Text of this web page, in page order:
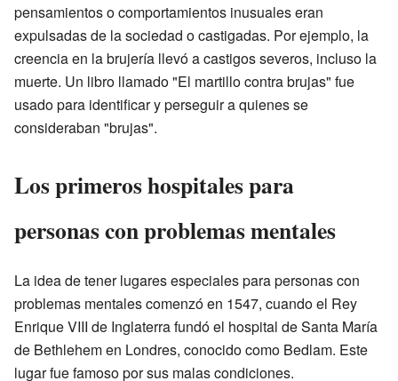
pensamientos o comportamientos inusuales eran
expulsadas de la sociedad o castigadas. Por ejemplo, la
creencia en la brujería llevó a castigos severos, incluso la
muerte. Un libro llamado "El martillo contra brujas" fue
usado para identificar y perseguir a quienes se
consideraban "brujas".
Los primeros hospitales para
personas con problemas mentales
La idea de tener lugares especiales para personas con
problemas mentales comenzó en 1547, cuando el Rey
Enrique VIII de Inglaterra fundó el hospital de Santa María
de Bethlehem en Londres, conocido como Bedlam. Este
lugar fue famoso por sus malas condiciones.